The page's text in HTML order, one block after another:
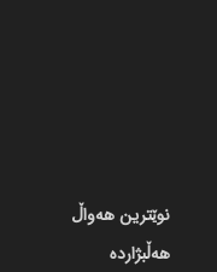
نوێترین هەواڵ
هەڵبژاردە